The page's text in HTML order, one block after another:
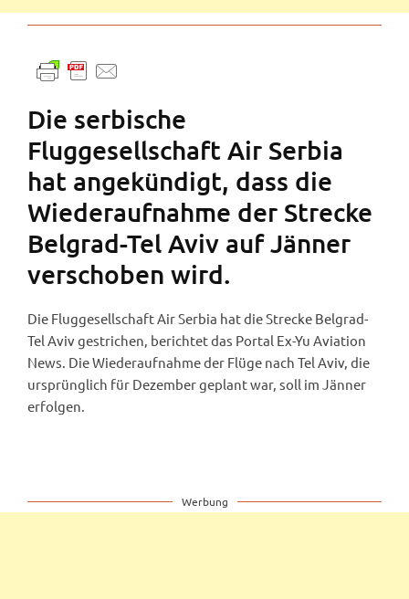
Die serbische
Fluggesellschaft Air Serbia
hat angekündigt, dass die
Wiederaufnahme der Strecke
Belgrad-Tel Aviv auf Jänner
verschoben wird.
Die Fluggesellschaft Air Serbia hat die Strecke Belgrad-
Tel Aviv gestrichen, berichtet das Portal Ex-Yu Aviation
News. Die Wiederaufnahme der Flüge nach Tel Aviv, die
ursprünglich für Dezember geplant war, soll im Jänner
erfolgen.
Werbung